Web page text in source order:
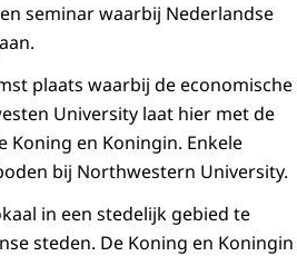
seminar waarbij Nederlandse
plaats waarbij de economische
University laat hier met de
Koning en Koningin. Enkele
bij Northwestern University.
in een stedelijk gebied te
steden. De Koning en Koningin